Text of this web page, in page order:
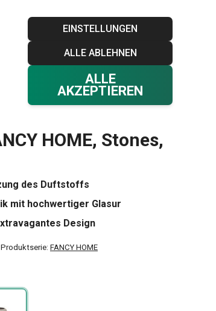
EINSTELLUNGEN
ALLE ABLEHNEN
ALLE
AKZEPTIEREN
Tescoma Club Garantie Kontakt
Einloggen
0 Ihr Warenkorb
€ 0,00
HOME, Stones,
des Duftstoffs
mit hochwertiger Glasur
Design
Produktserie: FANCY HOME